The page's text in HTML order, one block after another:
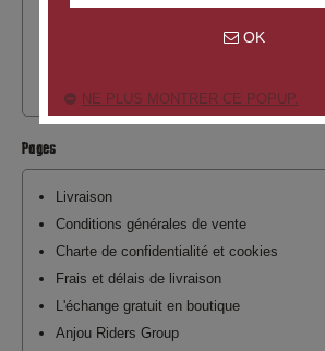
Pages
Livraison
Conditions générales de vente
Charte de confidentialité et cookies
Frais et délais de livraison
L'échange gratuit en boutique
Anjou Riders Group
OK
NE PLUS MONTRER CE POPUP.